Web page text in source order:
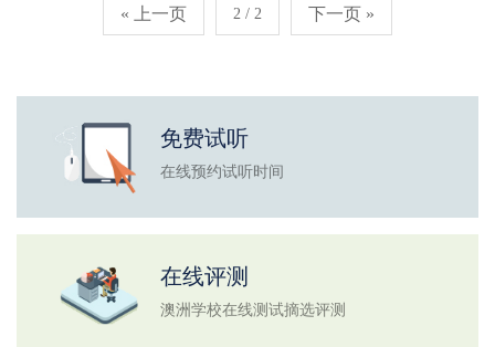
« 上一页 2 / 2 下一页 »
免费试听
在线预约试听时间
在线评测
澳洲学校在线测试摘选评测